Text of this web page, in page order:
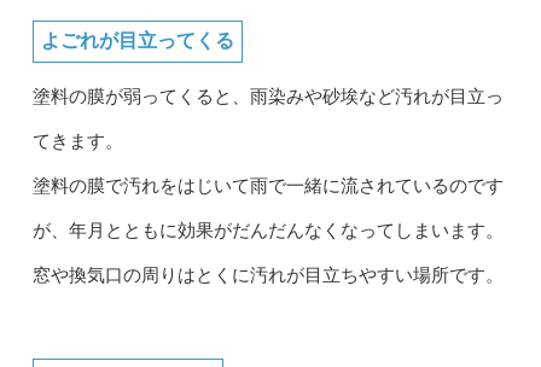
よごれが目立ってくる
塗料の膜が弱ってくると、雨染みや砂埃など汚れが目立っ
てきます。
塗料の膜で汚れをはじいて雨で一緒に流されているのです
が、年月とともに効果がだんだんなくなってしまいます。
窓や換気口の周りはとくに汚れが目立ちやすい場所です。